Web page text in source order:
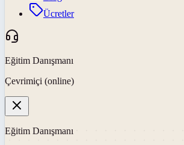
Ücretler
Eğitim Danışmanı
Çevrimiçi (online)
Eğitim Danışmanı